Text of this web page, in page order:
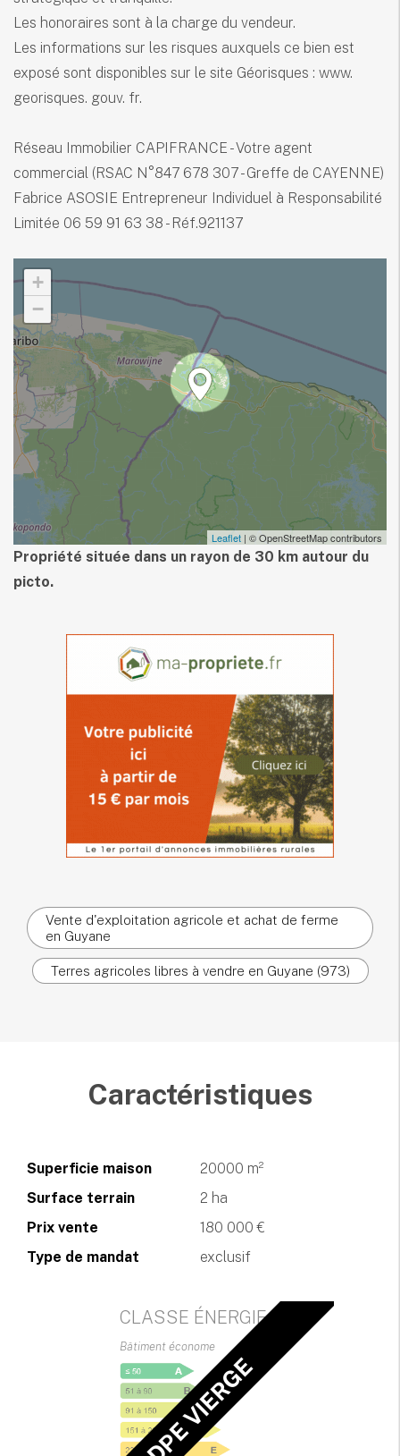
+
−
Leaflet | © OpenStreetMap contributors
Propriété située dans un rayon de 30 km autour du
picto.
Les honoraires sont à la charge du vendeur.
Les informations sur les risques auxquels ce bien est
exposé sont disponibles sur le site Géorisques : www.
georisques. gouv. fr.
Réseau Immobilier CAPIFRANCE - Votre agent
commercial (RSAC N°847 678 307 - Greffe de CAYENNE)
Fabrice ASOSIE Entrepreneur Individuel à Responsabilité
Limitée 06 59 91 63 38 - Réf.921137
Vente d'exploitation agricole et achat de ferme
en Guyane
Terres agricoles libres à vendre en Guyane (973)
Caractéristiques
Superficie maison
20000 m²
Surface terrain
2 ha
Prix vente
180 000 €
Type de mandat
exclusif
CLASSE ÉNERGIE
Bâtiment économe
DPE VIERGE